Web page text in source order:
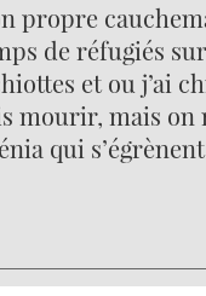
propre
de réfugiés
et ou j’ai
mourir, mais on
qui